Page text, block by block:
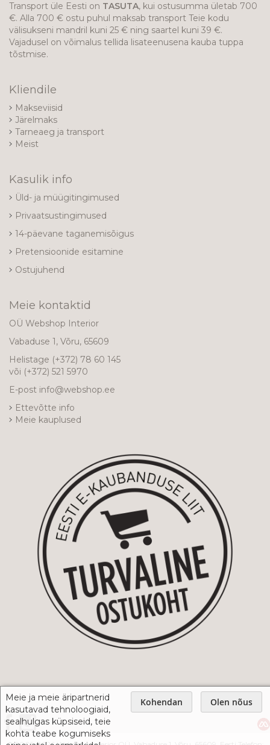
Meie ja meie äripartnerid
kasutavad tehnoloogiaid,
sealhulgas küpsiseid, teie
kohta teabe kogumiseks
Kohendan Olen nõus
Transport üle Eesti on TASUTA, kui ostusumma ületab 700
€. Alla 700 € ostu puhul maksab transport Teie kodu
välisukseni mandril kuni 25 € ning saartel kuni 39 €.
Vajadusel on võimalus tellida lisateenusena kauba tuppa
tõstmise.
Kliendile
Makseviisid
Järelmaks
Tarneaeg ja transport
Meist
Kasulik info
Üld- ja müügitingimused
Privaatsustingimused
14-päevane taganemisõigus
Pretensioonide esitamine
Ostujuhend
Meie kontaktid
OÜ Webshop Interior
Vabaduse 1, Võru, 65609
Helistage (+372) 78 60 145
või (+372) 521 5970
E-post info@webshop.ee
Ettevõtte info
Meie kauplused